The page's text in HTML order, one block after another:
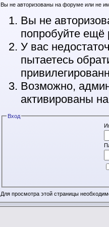
Вы не авторизованы на форуме или не
Вы не
попробуйте ещё
У вас
пытаетесь
Возможно,
активированы
Вход
Для просмотра этой страницы